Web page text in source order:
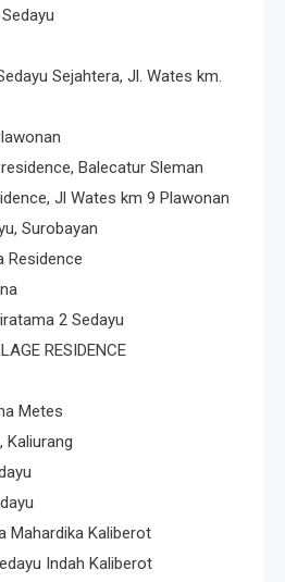
Sejahtera, Jl. Wates km.
Balecatur Sleman
Jl Wates km 9 Plawonan
Surobayan
Residence
2 Sedayu
RESIDENCE
Metes
Kaliurang
Mahardika Kaliberot
Indah Kaliberot